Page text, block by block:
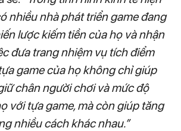
nhiều nhà phát triển game đang
lược kiếm tiền của họ và nhận
đưa trang nhiệm vụ tích điểm
game của họ không chỉ giúp
chân người chơi và mức độ
với tựa game, mà còn giúp tăng
nhiều cách khác nhau.”